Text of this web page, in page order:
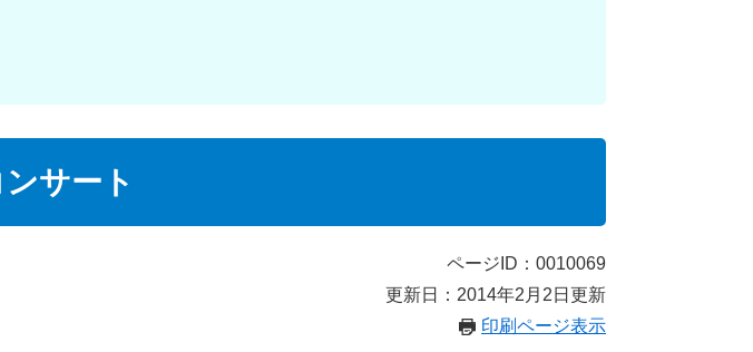
サート
ページID：0010069
更新日：2014年2月2日更新
印刷ページ表示